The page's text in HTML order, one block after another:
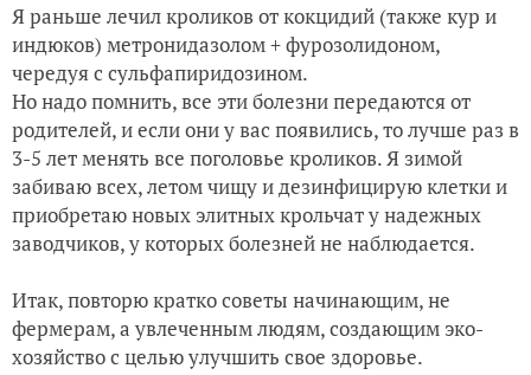
Я раньше лечил кроликов от кокцидий (также кур и
индюков) метронидазолом + фурозолидоном,
чередуя с сульфапиридозином.
Но надо помнить, все эти болезни передаются от
родителей, и если они у вас появились, то лучше раз в
3-5 лет менять все поголовье кроликов. Я зимой
забиваю всех, летом чищу и дезинфицирую клетки и
приобретаю новых элитных крольчат у надежных
заводчиков, у которых болезней не наблюдается.
Итак, повторю кратко советы начинающим, не
фермерам, а увлеченным людям, создающим эко-
хозяйство с целью улучшить свое здоровье.